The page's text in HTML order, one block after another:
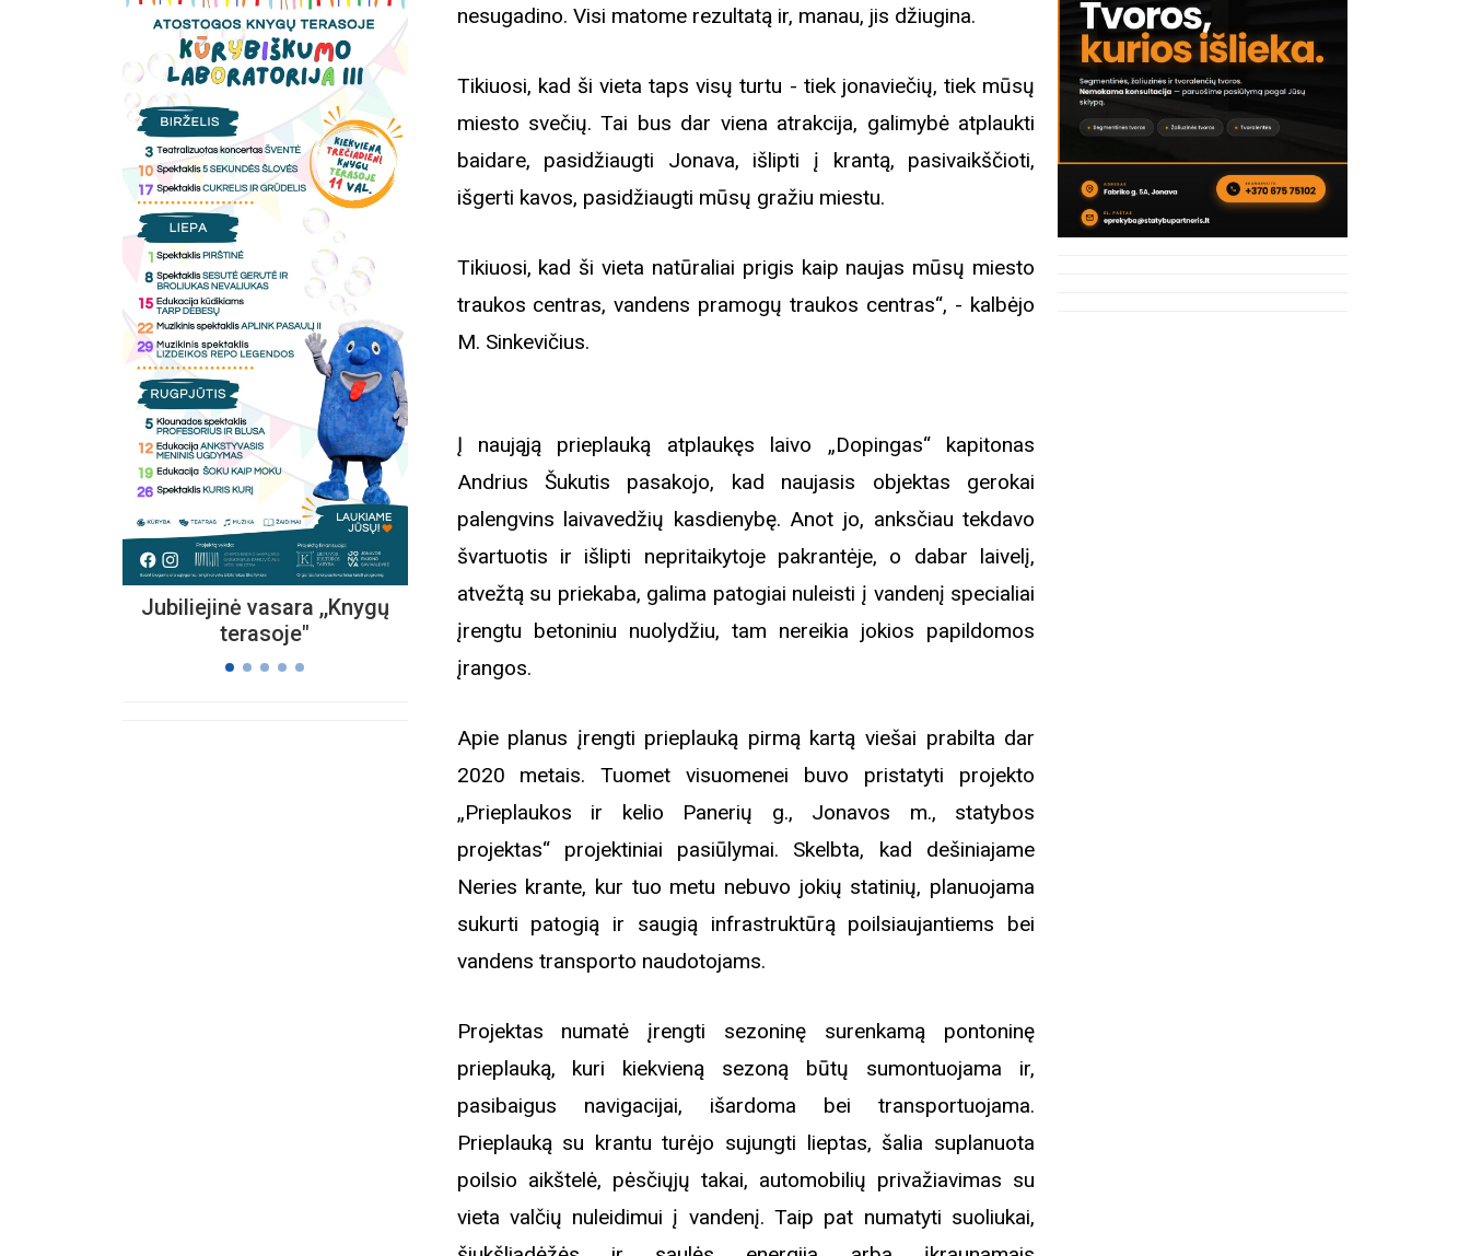
Jubiliejinė vasara ,,Knygų
terasoje"
Viešpatie“. Legendinio
spektaklio kelionė“
Biblioteka kviečia į renginius
rugpjūčio mėnesį
nesugadino. Visi matome rezultatą ir, manau, jis džiugina.
Tikiuosi, kad ši vieta taps visų turtu - tiek jonaviečių, tiek mūsų
miesto svečių. Tai bus dar viena atrakcija, galimybė atplaukti
baidare, pasidžiaugti Jonava, išlipti į krantą, pasivaikščioti,
išgerti kavos, pasidžiaugti mūsų gražiu miestu.
Tikiuosi, kad ši vieta natūraliai prigis kaip naujas mūsų miesto
traukos centras, vandens pramogų traukos centras“, - kalbėjo
M. Sinkevičius.
Į naująją prieplauką atplaukęs laivo „Dopingas“ kapitonas
Andrius Šukutis pasakojo, kad naujasis objektas gerokai
palengvins laivavedžių kasdienybę. Anot jo, anksčiau tekdavo
švartuotis ir išlipti nepritaikytoje pakrantėje, o dabar laivelį,
atvežtą su priekaba, galima patogiai nuleisti į vandenį specialiai
įrengtu betoniniu nuolydžiu, tam nereikia jokios papildomos
įrangos.
Apie planus įrengti prieplauką pirmą kartą viešai prabilta dar
2020 metais. Tuomet visuomenei buvo pristatyti projekto
„Prieplaukos ir kelio Panerių g., Jonavos m., statybos
projektas“ projektiniai pasiūlymai. Skelbta, kad dešiniajame
Neries krante, kur tuo metu nebuvo jokių statinių, planuojama
sukurti patogią ir saugią infrastruktūrą poilsiaujantiems bei
vandens transporto naudotojams.
Projektas numatė įrengti sezoninę surenkamą pontoninę
prieplauką, kuri kiekvieną sezoną būtų sumontuojama ir,
pasibaigus navigacijai, išardoma bei transportuojama.
Prieplauką su krantu turėjo sujungti lieptas, šalia suplanuota
poilsio aikštelė, pėsčiųjų takai, automobilių privažiavimas su
vieta valčių nuleidimui į vandenį. Taip pat numatyti suoliukai,